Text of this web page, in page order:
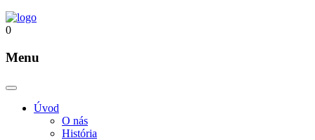
0
Menu
Úvod
O nás
História